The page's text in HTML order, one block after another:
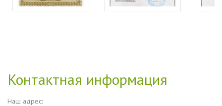
Контактная информация
Наш адрес: